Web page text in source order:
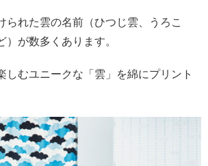
られた雲の名前（ひつじ雲、うろこ
）が数多くあります。
しむユニークな「雲」を綿にプリント